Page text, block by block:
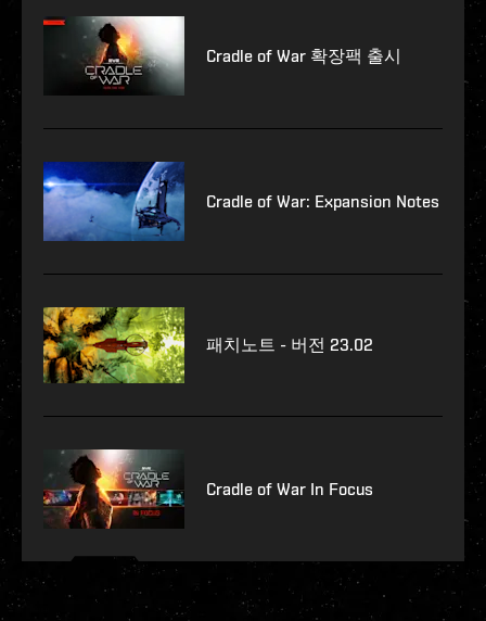
Cradle of War 확장팩 출시
Cradle of War: Expansion Notes
패치노트 - 버전 23.02
Cradle of War In Focus